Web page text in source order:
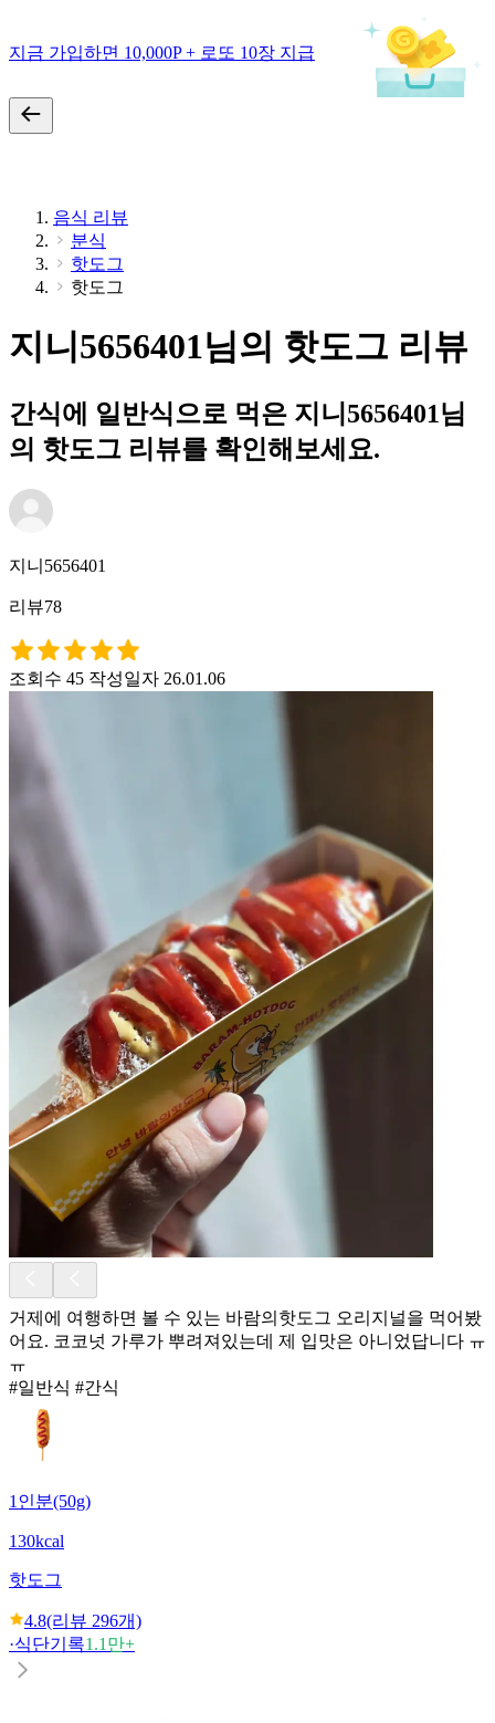
지금 가입하면 10,000P + 로또 10장 지급
음식 리뷰
분식
핫도그
핫도그
지니5656401님의 핫도그 리뷰
간식에 일반식으로 먹은 지니5656401님
의 핫도그 리뷰를 확인해보세요.
지니5656401
리뷰78
조회수 45 작성일자 26.01.06
거제에 여행하면 볼 수 있는 바람의핫도그 오리지널을 먹어봤
어요. 코코넛 가루가 뿌려져있는데 제 입맛은 아니었답니다 ㅠ
ㅠ
#일반식 #간식
1인분(50g)
130kcal
핫도그
4.8(리뷰 296개)
·식단기록1.1만+